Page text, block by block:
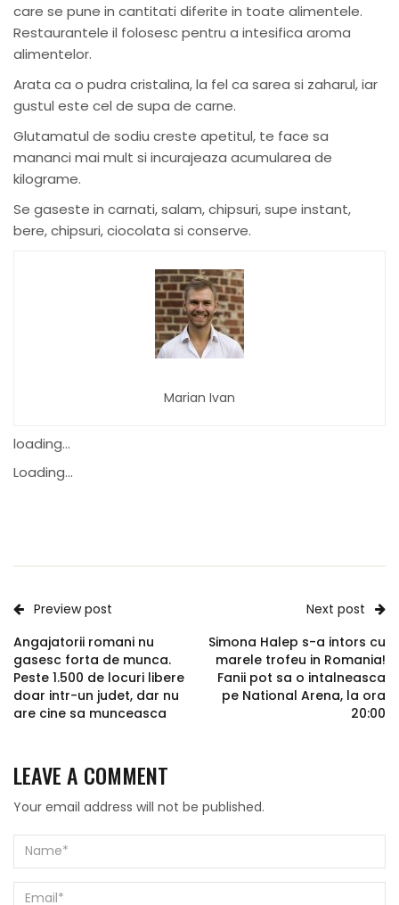
care se pune in cantitati diferite in toate alimentele.
Restaurantele il folosesc pentru a intesifica aroma
alimentelor.
Arata ca o pudra cristalina, la fel ca sarea si zaharul, iar
gustul este cel de supa de carne.
Glutamatul de sodiu creste apetitul, te face sa
mananci mai mult si incurajeaza acumularea de
kilograme.
Se gaseste in carnati, salam, chipsuri, supe instant,
bere, chipsuri, ciocolata si conserve.
Marian Ivan
loading...
Loading...
Preview post
Angajatorii romani nu
gasesc forta de munca.
Peste 1.500 de locuri libere
doar intr-un judet, dar nu
are cine sa munceasca
Next post
Simona Halep s-a intors cu
marele trofeu in Romania!
Fanii pot sa o intalneasca
pe National Arena, la ora
20:00
LEAVE A COMMENT
Your email address will not be published.